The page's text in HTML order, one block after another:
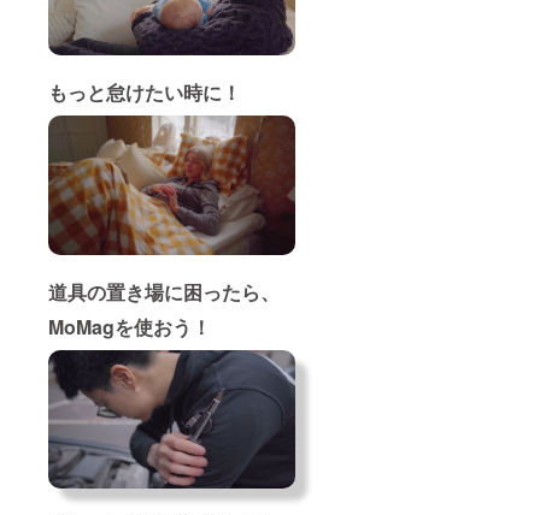
もっと怠けたい時に！
道具の置き場に困ったら、
MoMagを使おう！